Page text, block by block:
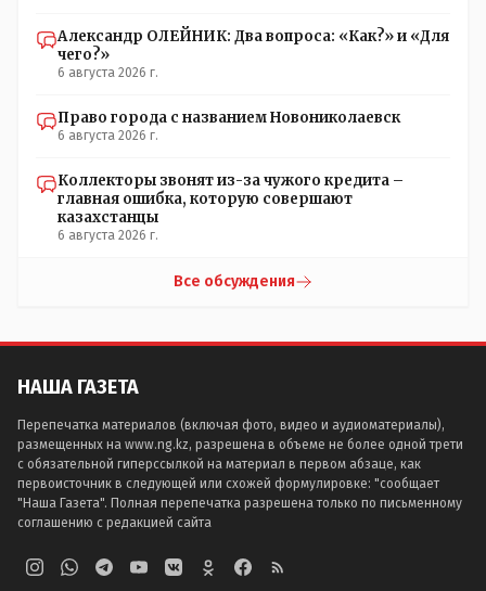
Александр ОЛЕЙНИК: Два вопроса: «Как?» и «Для
чего?»
6 августа 2026 г.
Право города с названием Новониколаевск
6 августа 2026 г.
Коллекторы звонят из-за чужого кредита –
главная ошибка, которую совершают
казахстанцы
6 августа 2026 г.
Все обсуждения
НАША ГАЗЕТА
Перепечатка материалов (включая фото, видео и аудиоматериалы),
размещенных на www.ng.kz, разрешена в объеме не более одной трети
с обязательной гиперссылкой на материал в первом абзаце, как
первоисточник в следующей или схожей формулировке: "сообщает
"Наша Газета". Полная перепечатка разрешена только по письменному
соглашению с редакцией сайта